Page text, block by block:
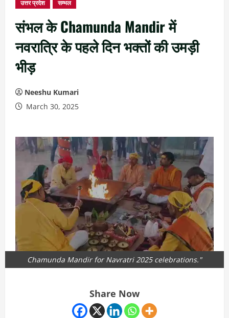
उत्तर प्रदेश सम्भल
संभल के Chamunda Mandir में
नवरात्रि के पहले दिन भक्तों की उमड़ी
भीड़
Neeshu Kumari
March 30, 2025
Chamunda Mandir for Navratri 2025 celebrations."
Share Now